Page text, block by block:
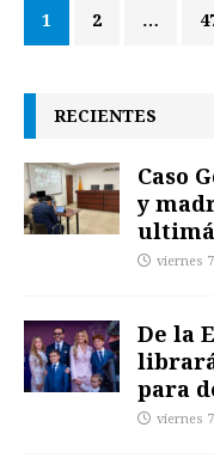
1 2 …
RECIENTES
Caso
y
viernes
De la
para
viernes